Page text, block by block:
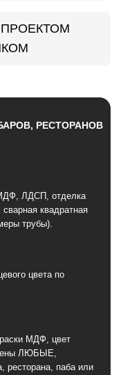
РЕСТОРАНОВ
ЛДСП, отделка
квадратная
трубы).
цвета по
МДФ, цвет
ЛЮБЫЕ,
ресторана, паба или